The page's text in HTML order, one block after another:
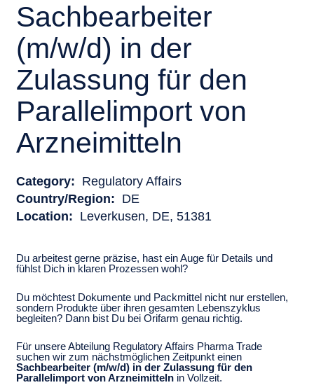
Sachbearbeiter
(m/w/d) in der
Zulassung für den
Parallelimport von
Arzneimitteln
Category: Regulatory Affairs
Country/Region: DE
Location: Leverkusen, DE, 51381
Du arbeitest gerne präzise, hast ein Auge für Details und
fühlst Dich in klaren Prozessen wohl?
Du möchtest Dokumente und Packmittel nicht nur erstellen,
sondern Produkte über ihren gesamten Lebenszyklus
begleiten? Dann bist Du bei Orifarm genau richtig.
Für unsere Abteilung Regulatory Affairs Pharma Trade
suchen wir zum nächstmöglichen Zeitpunkt einen
Sachbearbeiter (m/w/d) in der Zulassung für den
Parallelimport von Arzneimitteln in Vollzeit.